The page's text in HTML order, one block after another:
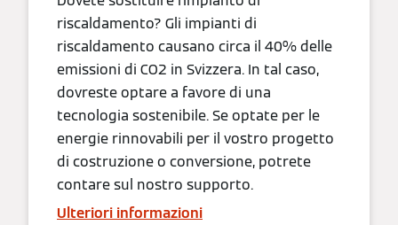
riscaldamento? Gli impianti di
riscaldamento causano circa il 40% delle
emissioni di CO2 in Svizzera. In tal caso,
dovreste optare a favore di una
tecnologia sostenibile. Se optate per le
energie rinnovabili per il vostro progetto
di costruzione o conversione, potrete
contare sul nostro supporto.
Ulteriori informazioni